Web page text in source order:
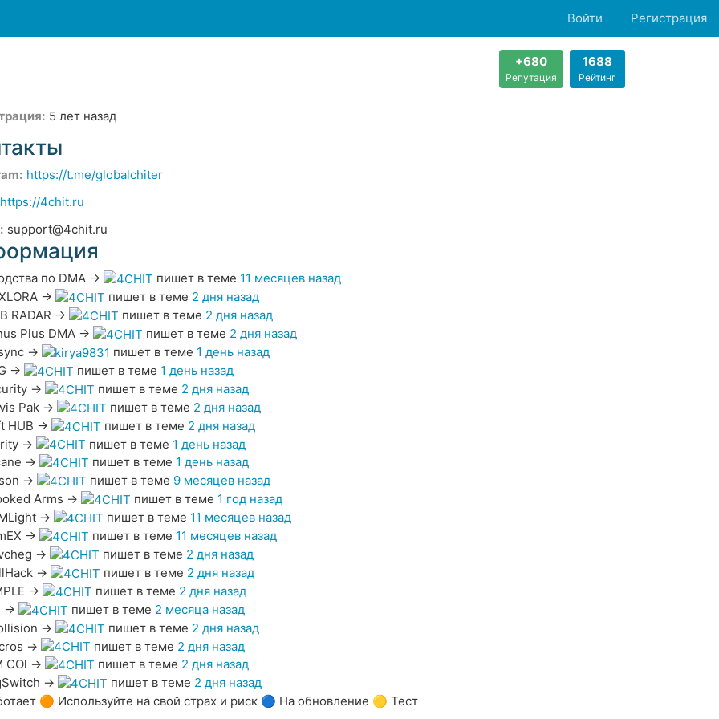
Войти Регистрация
+680
Репутация
1688
Рейтинг
5 лет назад
https://t.me/globalchiter
https://4chit.ru
support@4chit.ru
по DMA → пишет в теме 11 месяцев назад
→ пишет в теме 2 дня назад
RADAR → пишет в теме 2 дня назад
Plus DMA → пишет в теме 2 дня назад
→ пишет в теме 1 день назад
→ пишет в теме 1 день назад
→ пишет в теме 2 дня назад
Pak → пишет в теме 2 дня назад
HUB → пишет в теме 2 дня назад
→ пишет в теме 1 день назад
→ пишет в теме 1 день назад
→ пишет в теме 9 месяцев назад
Arms → пишет в теме 1 год назад
→ пишет в теме 11 месяцев назад
→ пишет в теме 11 месяцев назад
→ пишет в теме 2 дня назад
→ пишет в теме 2 дня назад
→ пишет в теме 2 дня назад
→ пишет в теме 2 месяца назад
→ пишет в теме 2 дня назад
→ пишет в теме 2 дня назад
COl → пишет в теме 2 дня назад
→ пишет в теме 2 дня назад
🟠 Используйте на свой страх и риск 🔵 На обновление 🟡 Тест